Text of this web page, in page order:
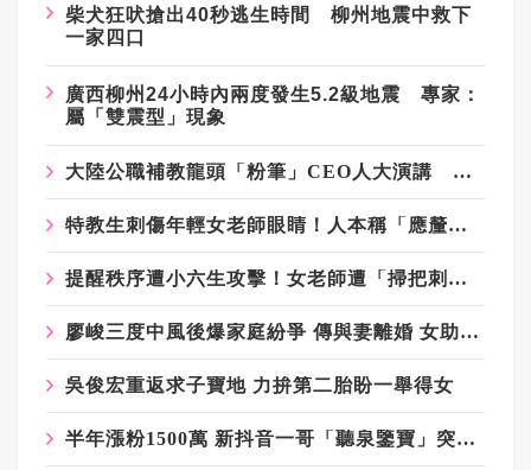
柴犬狂吠搶出40秒逃生時間 柳州地震中救下
一家四口
廣西柳州24小時內兩度發生5.2級地震 專家：
屬「雙震型」現象
大陸公職補教龍頭「粉筆」CEO人大演講 大罵學生「非常差」
特教生刺傷年輕女老師眼睛！人本稱「應釐清學生情緒壓力源」遭網罵爆
提醒秩序遭小六生攻擊！女老師遭「掃把刺眼」恐失明 網質疑「共融教育」
廖峻三度中風後爆家庭紛爭 傳與妻離婚 女助理挨告
吳俊宏重返求子寶地 力拚第二胎盼一舉得女
半年漲粉1500萬 新抖音一哥「聽泉鑒寶」突傳停更